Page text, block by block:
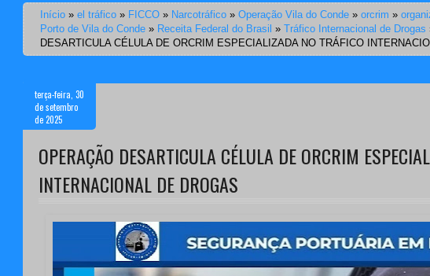
Início » el tráfico » FICCO » Narcotráfico » Operação Vila do Conde » orcrim »
Porto de Vila do Conde » Receita Federal do Brasil » Tráfico Internacional de Drogas
DESARTICULA CÉLULA DE ORCRIM ESPECIALIZADA NO TRÁFICO
terça-feira, 30
de setembro
de 2025
OPERAÇÃO DESARTICULA CÉLULA DE ORCRIM
INTERNACIONAL DE DROGAS